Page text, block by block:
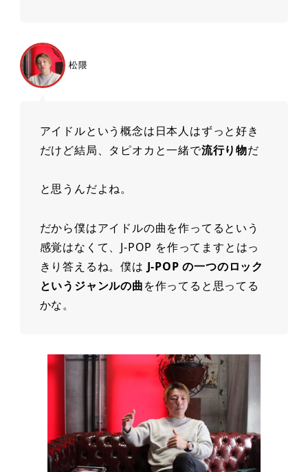
松隈
アイドルという概念は⽇本⼈はずっと好き
だけど結局、タピオカと⼀緒で流⾏り物だ
と思うんだよね。
だから僕はアイドルの曲を作ってるという
感覚はなくて、J-POP を作ってますとはっ
きり答えるね。僕は J-POP の⼀つのロック
というジャンルの曲を作ってると思ってる
かな。